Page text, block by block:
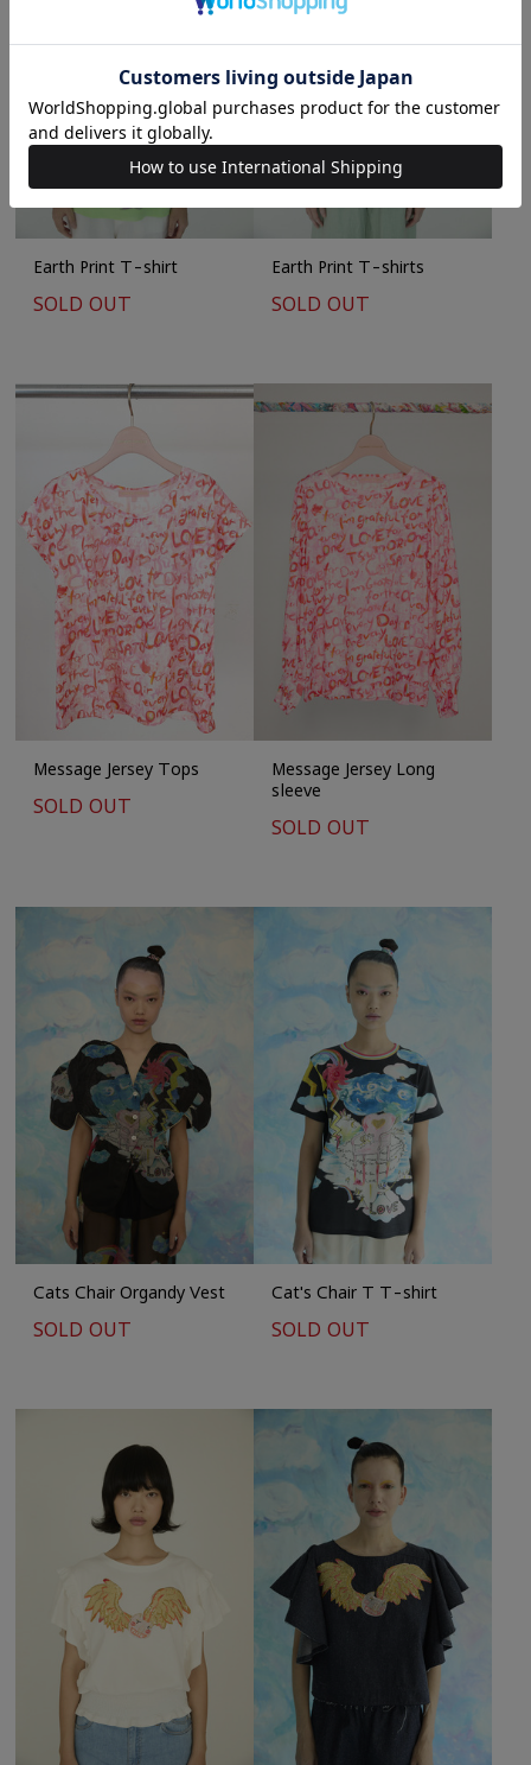
Earth Print T-shirt
SOLD OUT
Earth Print T-shirts
SOLD OUT
Message Jersey Tops
SOLD OUT
Message Jersey Long
sleeve
SOLD OUT
Cats Chair Organdy Vest
SOLD OUT
Cat's Chair T T-shirt
SOLD OUT